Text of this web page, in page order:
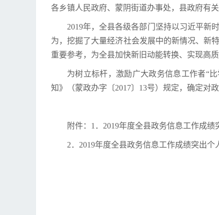
各乡镇人民政府、蒙阴街道办事处，县政府有
2019年，全县各级各部门坚持以习近平新
为，挖掘了大量经济社会发展中的新情况、新
重要参考，为全县加快新旧动能转换、实现高
为树立标杆，激励广大政务信息工作者“
知》（蒙政办字〔2017〕13号）规定，确定对
附件：1．2019年度全县政务信息工作成绩
2．2019年度全县政务信息工作成绩突出个